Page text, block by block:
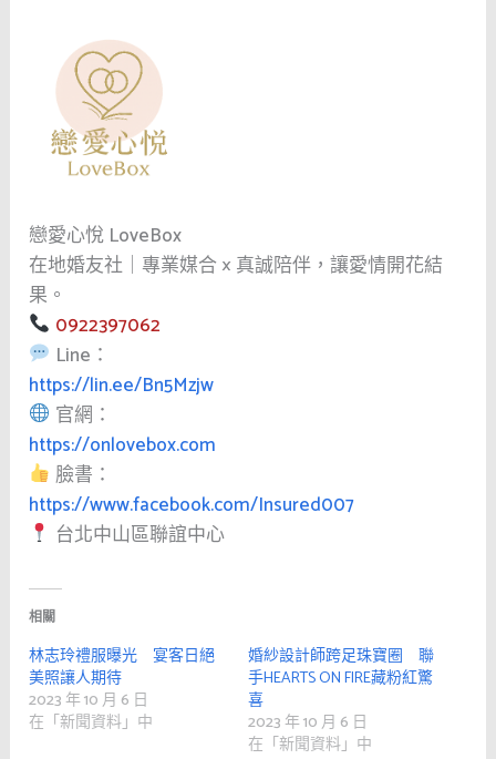
戀愛心悅 LoveBox
在地婚友社｜專業媒合 × 真誠陪伴，讓愛情開花結
果。
0922397062
Line：
https://lin.ee/Bn5Mzjw
官網：
https://onlovebox.com
臉書：
https://www.facebook.com/Insured007
台北中山區聯誼中心
相關
林志玲禮服曝光 宴客日絕
美照讓人期待
2023 年 10 月 6 日
在「新聞資料」中
婚紗設計師跨足珠寶圈 聯
手HEARTS ON FIRE藏粉紅驚
喜
2023 年 10 月 6 日
在「新聞資料」中